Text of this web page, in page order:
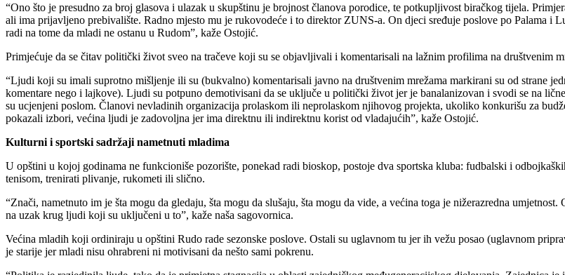
“Ono što je presudno za broj glasova i ulazak u skupštinu je brojnost članova porodice, te potkupljivost biračkog tijela.
ali ima prijavljeno prebivalište. Radno mjesto mu je rukovodeće i to direktor ZUNS-a. On djeci sređuje poslove po Palama i
radi na tome da mladi ne ostanu u Rudom”, kaže Ostojić.
Primjećuje da se čitav politički život sveo na tračeve koji su se objavljivali i komentarisali na lažnim profilima na društvenim
“Ljudi koji su imali suprotno mišljenje ili su (bukvalno) komentarisali javno na društvenim mrežama markirani su od strane
komentare nego i lajkove). Ljudi su potpuno demotivisani da se uključe u politički život jer je banalanizovan i svodi se na
su ucjenjeni poslom. Članovi nevladinih organizacija prolaskom ili neprolaskom njihovog projekta, ukoliko konkurišu za
pokazali izbori, većina ljudi je zadovoljna jer ima direktnu ili indirektnu korist od vladajućih”, kaže Ostojić.
Kulturni i sportski sadržaji nametnuti mladima
U opštini u kojoj godinama ne funkcioniše pozorište, ponekad radi bioskop, postoje dva sportska kluba: fudbalski i
tenisom, trenirati plivanje, rukometi ili slično.
“Znači, nametnuto im je šta mogu da gledaju, šta mogu da slušaju, šta mogu da vide, a većina toga je nižerazredna
na uzak krug ljudi koji su uključeni u to”, kaže naša sagovornica.
Većina mladih koji ordiniraju u opštini Rudo rade sezonske poslove. Ostali su uglavnom tu jer ih vežu posao (uglavnom
je starije jer mladi nisu ohrabreni ni motivisani da nešto sami pokrenu.